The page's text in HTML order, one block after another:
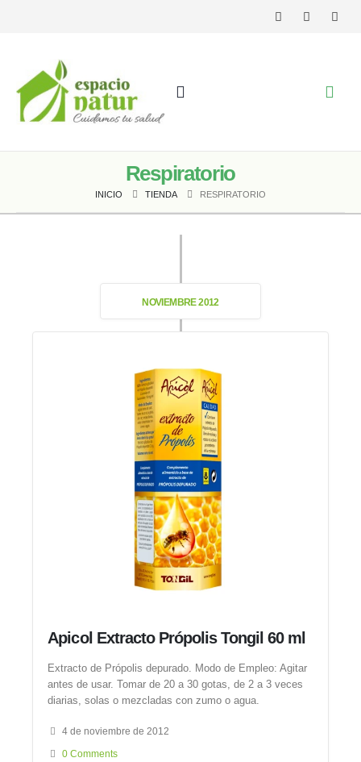
Respiratorio
INICIO TIENDA RESPIRATORIO
NOVIEMBRE 2012
Apicol Extracto Própolis Tongil 60 ml
Extracto de Própolis depurado. Modo de Empleo: Agitar
antes de usar. Tomar de 20 a 30 gotas, de 2 a 3 veces
diarias, solas o mezcladas con zumo o agua.
4 de noviembre de 2012
0 Comments